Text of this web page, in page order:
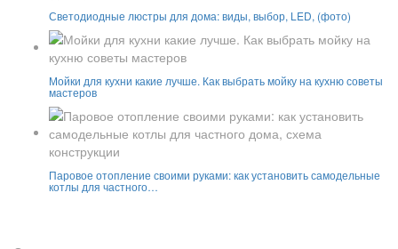
Светодиодные люстры для дома: виды, выбор, LED, (фото)
Мойки для кухни какие лучше. Как выбрать мойку на кухню советы
мастеров
Паровое отопление своими руками: как установить самодельные
котлы для частного…